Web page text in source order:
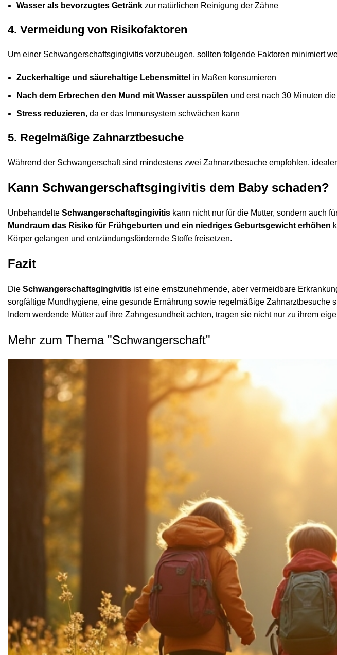
Wasser als bevorzugtes Getränk zur natürlichen Reinigung der Zähne
4. Vermeidung von Risikofaktoren
Um einer Schwangerschaftsgingivitis vorzubeugen, sollten folgende Faktoren minimiert
Zuckerhaltige und säurehaltige Lebensmittel in Maßen konsumieren
Nach dem Erbrechen den Mund mit Wasser ausspülen und erst nach 30 Minuten
Stress reduzieren, da er das Immunsystem schwächen kann
5. Regelmäßige Zahnarztbesuche
Während der Schwangerschaft sind mindestens zwei Zahnarztbesuche empfohlen,
Kann Schwangerschaftsgingivitis dem Baby schaden?
Unbehandelte Schwangerschaftsgingivitis kann nicht nur für die Mutter, sondern auch
Mundraum das Risiko für Frühgeburten und ein niedriges Geburtsgewicht erhöhen
Körper gelangen und entzündungsfördernde Stoffe freisetzen.
Fazit
Die Schwangerschaftsgingivitis ist eine ernstzunehmende, aber vermeidbare
sorgfältige Mundhygiene, eine gesunde Ernährung sowie regelmäßige
Indem werdende Mütter auf ihre Zahngesundheit achten, tragen sie nicht nur zu ihrem
Mehr zum Thema "Schwangerschaft"